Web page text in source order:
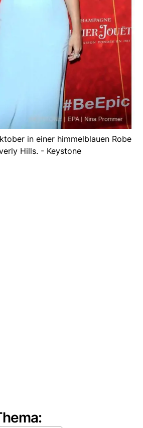
in einer himmelblauen Robe
Hills. - Keystone